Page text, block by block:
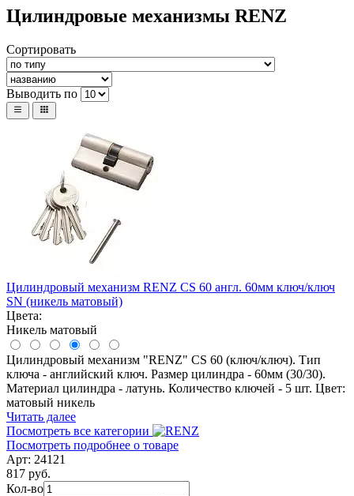
Цилиндровые механизмы RENZ
Сортировать
Выводить по
Цилиндровый механизм RENZ CS 60 англ. 60мм ключ/ключ
SN (никель матовый)
Цвета:
Никель матовый
Цилиндровый механизм "RENZ" CS 60 (ключ/ключ). Тип
ключа - английский ключ. Размер цилиндра - 60мм (30/30).
Материал цилиндра - латунь. Количество ключей - 5 шт. Цвет:
матовый никель
Читать далее
Посмотреть все категории
Посмотреть подробнее о товаре
Арт: 24121
817 руб.
Кол-во